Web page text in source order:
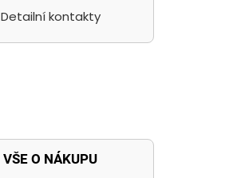
Detailní kontakty
VŠE O NÁKUPU